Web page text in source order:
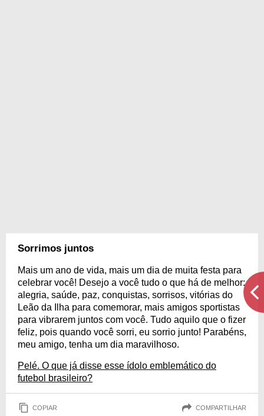
Sorrimos juntos
Mais um ano de vida, mais um dia de muita festa para
celebrar você! Desejo a você tudo o que há de melhor:
alegria, saúde, paz, conquistas, sorrisos, vitórias do
Leão da Ilha para comemorar, mais amigos sportistas
para vibrarem juntos com você. Tudo aquilo que o fizer
feliz, pois quando você sorri, eu sorrio junto! Parabéns,
meu amigo, tenha um dia maravilhoso.
Pelé. O que já disse esse ídolo emblemático do
futebol brasileiro?
COPIAR COMPARTILHAR